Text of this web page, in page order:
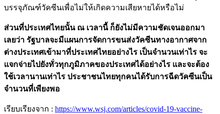
บรรจุภัณฑ์วัคซีนเพื่อไม่ให้เกิดความเสียหายได้หรือไม่
ส่วนที่ประเทศไทยนั้น ณ เวลานี้ ก็ยังไม่มีความชัดเจนออกมา
เลยว่า รัฐบาลจะมีแผนการจัดการขนส่งวัคซีนทางอากาศจาก
ต่างประเทศเข้ามาที่ประเทศไทยอย่างไร เป็นจำนวนเท่าไร จะ
แจกจ่ายไปยังทั่วทุกภูมิภาคของประเทศได้อย่างไร และจะต้อง
ใช้เวลานานเท่าไร ประชาชนไทยทุกคนได้รับการฉีดวัคซีนเป็น
จำนวนที่เพียงพอ
เรียบเรียงจาก : https://www.wsj.com/articles/covid-19-vaccine-